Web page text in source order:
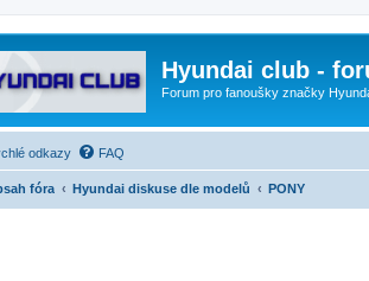
Hyundai club -
Forum pro fanoušky značky
odkazy FAQ
fóra Hyundai diskuse dle modelů PONY